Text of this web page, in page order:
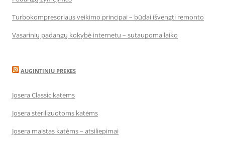
Turbokompresoriaus veikimo principai – būdai išvengti remonto
Vasarinių padangų kokybė internetu – sutaupoma laiko
AUGINTINIU PREKES
Josera Classic katėms
Josera sterilizuotoms katėms
Josera maistas katėms – atsiliepimai